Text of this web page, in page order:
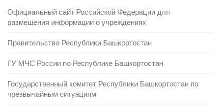
Официальный сайт Российской Федерации для
размещения информации о учреждениях
Правительство Республики Башкортостан
ГУ МЧС России по Республике Башкортостан
Государственный комитет Республики Башкортостан по
чрезвычайным ситуациям